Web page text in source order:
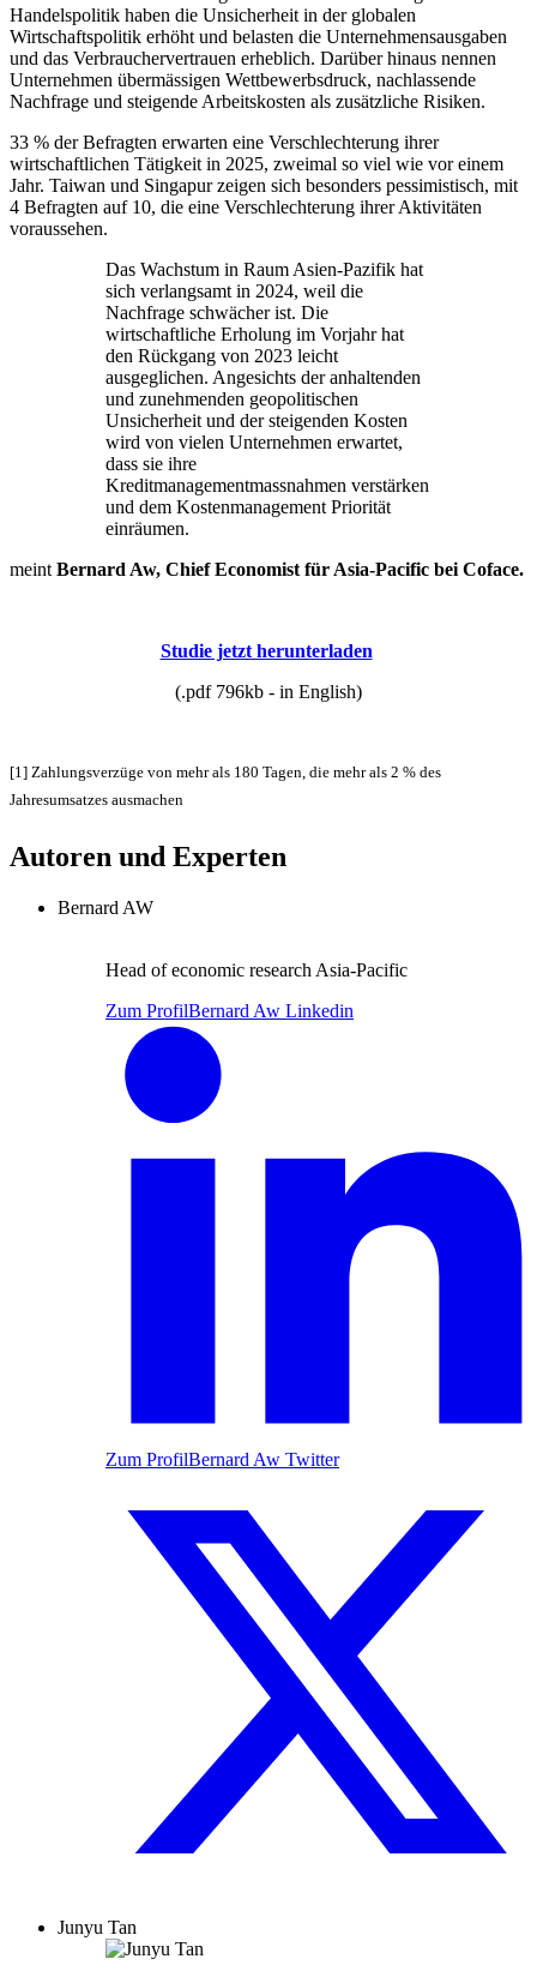
Handelspolitik haben die Unsicherheit in der globalen
Wirtschaftspolitik erhöht und belasten die Unternehmensausgaben
und das Verbrauchervertrauen erheblich. Darüber hinaus nennen
Unternehmen übermässigen Wettbewerbsdruck, nachlassende
Nachfrage und steigende Arbeitskosten als zusätzliche Risiken.
33 % der Befragten erwarten eine Verschlechterung ihrer
wirtschaftlichen Tätigkeit in 2025, zweimal so viel wie vor einem
Jahr. Taiwan und Singapur zeigen sich besonders pessimistisch, mit
4 Befragten auf 10, die eine Verschlechterung ihrer Aktivitäten
voraussehen.
Das Wachstum in Raum Asien-Pazifik hat
sich verlangsamt in 2024, weil die
Nachfrage schwächer ist. Die
wirtschaftliche Erholung im Vorjahr hat
den Rückgang von 2023 leicht
ausgeglichen. Angesichts der anhaltenden
und zunehmenden geopolitischen
Unsicherheit und der steigenden Kosten
wird von vielen Unternehmen erwartet,
dass sie ihre
Kreditmanagementmassnahmen verstärken
und dem Kostenmanagement Priorität
einräumen.
meint Bernard Aw, Chief Economist für Asia-Pacific bei Coface.
Studie jetzt herunterladen
(.pdf 796kb - in English)
[1] Zahlungsverzüge von mehr als 180 Tagen, die mehr als 2 % des
Jahresumsatzes ausmachen
Autoren und Experten
Bernard AW
Head of economic research Asia-Pacific
Zum ProfilBernard Aw Linkedin
Zum ProfilBernard Aw Twitter
Junyu Tan